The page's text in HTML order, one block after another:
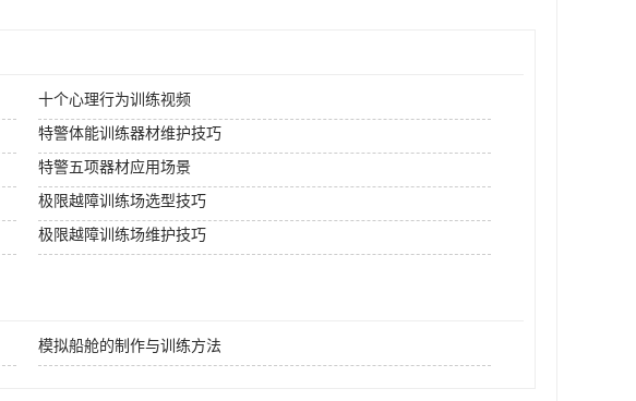
十个心理行为训练视频
特警体能训练器材维护技巧
特警五项器材应用场景
极限越障训练场选型技巧
极限越障训练场维护技巧
模拟船舱的制作与训练方法